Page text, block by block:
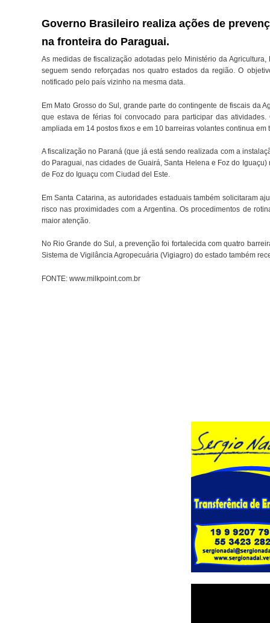
Governo Brasileiro realiza ações de
na fronteira do Paraguai.
As medidas de fiscalização adotadas pelo Ministério da
seguem sendo reforçadas nos quatro estados da região. O
notificado pelo país vizinho na mesma data.
Em Mato Grosso do Sul, grande parte do contingente de fiscais da
que estava de férias foi convocado para participar das
ampliada em 14 postos fixos e em 10 barreiras volantes continua em
A fiscalização no Paraná (que já está sendo realizada com a
do Paraguai, nas cidades de Guairá, Santa Helena e Foz do
de Foz do Iguaçu com Ciudad del Este.
Em Santa Catarina, as autoridades estaduais também solicitaram
risco nas proximidades com a Argentina. Os procedimentos de
maior atenção.
No Rio Grande do Sul, a prevenção foi fortalecida com quatro
Sistema de Vigilância Agropecuária (Vigiagro) do estado também
FONTE: www.milkpoint.com.br